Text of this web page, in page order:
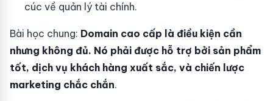
cúc về quản lý tài chính.
Bài học chung: Domain cao cấp là điều kiện cần
nhưng không đủ. Nó phải được hỗ trợ bởi sản phẩm
tốt, dịch vụ khách hàng xuất sắc, và chiến lược
marketing chắc chắn.